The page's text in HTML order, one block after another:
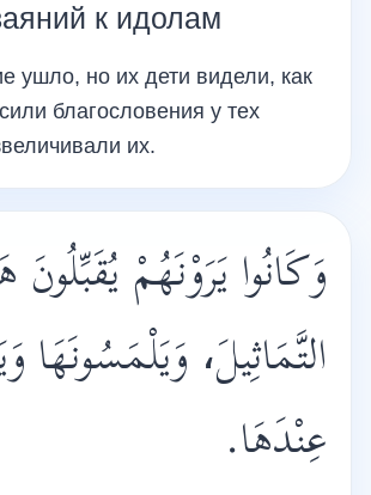
к идолам
ушло, но их дети видели, как
благословения у тех
их.
وَكَانُوا يَرَوْنَهُمْ يُقَبِّلُونَ
التَّمَاثِيلَ، وَ‏يَلْمَسُونَهَا
عِنْدَهَا.